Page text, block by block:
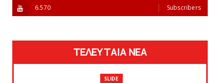
6.570 Subscribers
ΤΕΛΕΥΤΑΙΑ ΝΕΑ
SLIDE